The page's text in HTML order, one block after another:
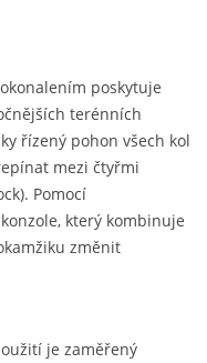
poskytuje
terénních
řízený pohon všech kol
mezi čtyřmi
Pomocí
který kombinuje
změnit
je zaměřený